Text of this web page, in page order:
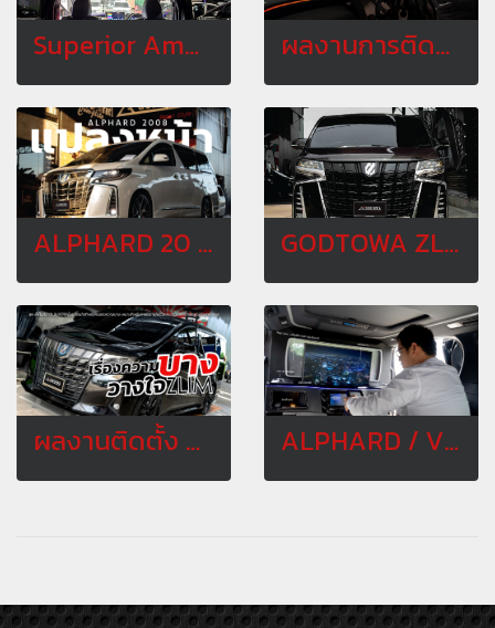
Superior Ambient Light ไฟห้องโดยสารสำหรับ Alphard / Vellfire 40 ผลงานการติดตั้ง AMBIENT LIGHT สำหรับ ALPHARD40 VELLFIRE40
ALPHARD 20 รุ่นปี 2008 เป็น ALPHARD SC 2020 GODTOWA ZLIM : ชุดแต่งรอบคันซีรีย์ใหม่จากสำนักแต่ง GODTOWA
ผลงานติดตั้ง ชุดแต่ง GODTOWA ZLIM FOR ALPHARD LUXURY ประกอบด้วย ลิ้นหน้า • ลิ้นข้าง • ลิ้นหลัง ALPHARD / VELLFIRE INTERIOR UPGRADE อัพเกรดภายในสุดกริ๊บบ !!! สำหรับ ALPHARD / VELLFIRE